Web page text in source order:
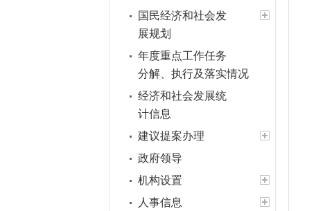
国民经济和社会发
展规划
年度重点工作任务
分解、执行及落实情况
经济和社会发展统
计信息
建议提案办理
政府领导
机构设置
人事信息